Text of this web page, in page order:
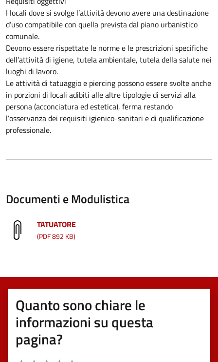
I locali dove si svolge l’attività devono avere una destinazione
d’uso compatibile con quella prevista dal piano urbanistico
comunale.
Devono essere rispettate le norme e le prescrizioni specifiche
dell’attività di igiene, tutela ambientale, tutela della salute nei
luoghi di lavoro.
Le attività di tatuaggio e piercing possono essere svolte anche
in porzioni di locali adibiti alle altre tipologie di servizi alla
persona (acconciatura ed estetica), ferma restando
l’osservanza dei requisiti igienico-sanitari e di qualificazione
professionale.
Documenti e Modulistica
TATUATORE
(PDF 892 KB)
Quanto sono chiare le
informazioni su questa
pagina?